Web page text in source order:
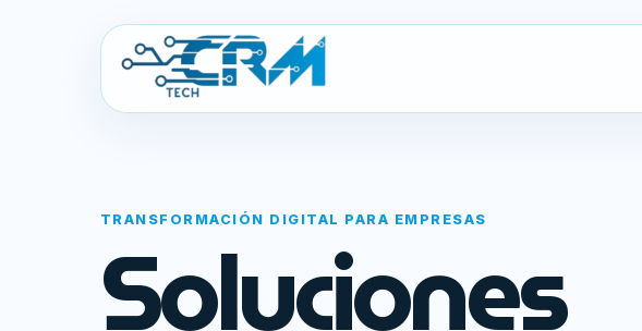
TRANSFORMACIÓN DIGITAL PARA EMPRESAS
Soluciones